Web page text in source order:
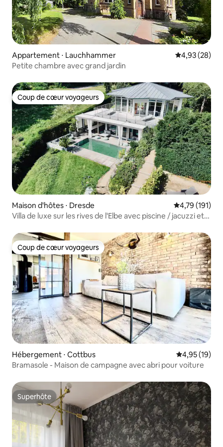
Appartement ⋅ Lauchhammer Évaluation
4,93 (28)
Petite chambre avec grand jardin
Coup de cœur voyageurs
Coup de cœur voyageurs
Maison d'hôtes ⋅ Dresde Évaluation
4,79 (191)
Villa de luxe sur les rives de l'Elbe avec piscine / jacuzzi et
Coup de cœur voyageurs
Coup de cœur voyageurs
Hébergement ⋅ Cottbus Évaluation
4,95 (19)
Bramasole - Maison de campagne avec abri pour voiture
Superhôte
Superhôte